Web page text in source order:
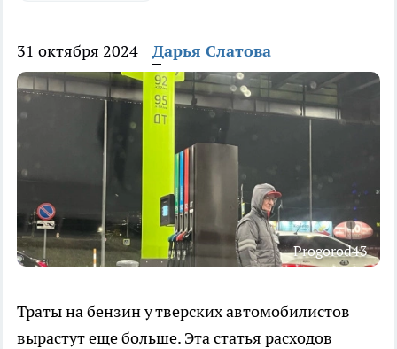
31 октября 2024 Дарья Слатова
Progorod43
Траты на бензин у тверских автомобилистов
вырастут еще больше. Эта статья расходов